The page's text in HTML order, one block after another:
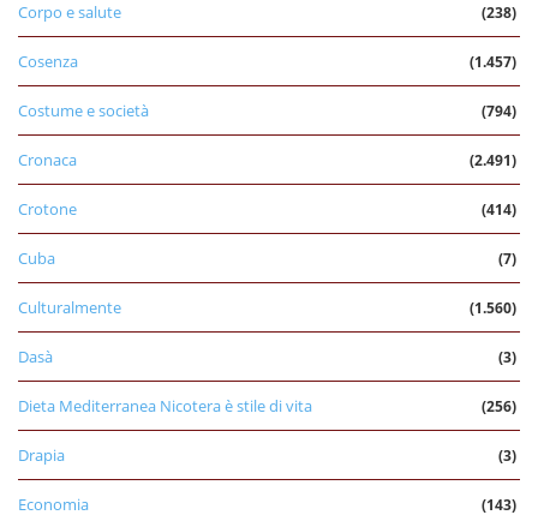
Corpo e salute (238)
Cosenza (1.457)
Costume e società (794)
Cronaca (2.491)
Crotone (414)
Cuba (7)
Culturalmente (1.560)
Dasà (3)
Dieta Mediterranea Nicotera è stile di vita (256)
Drapia (3)
Economia (143)